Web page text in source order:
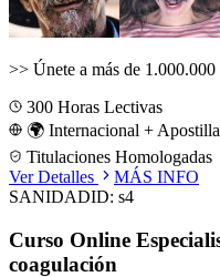
>> Únete a más de
300 Horas Lectivas
🌍 Internacional + Apostilla
Titulaciones Homologadas
Ver Detalles
MÁS INFO
SANIDADID: s4
Curso Online
coagulación